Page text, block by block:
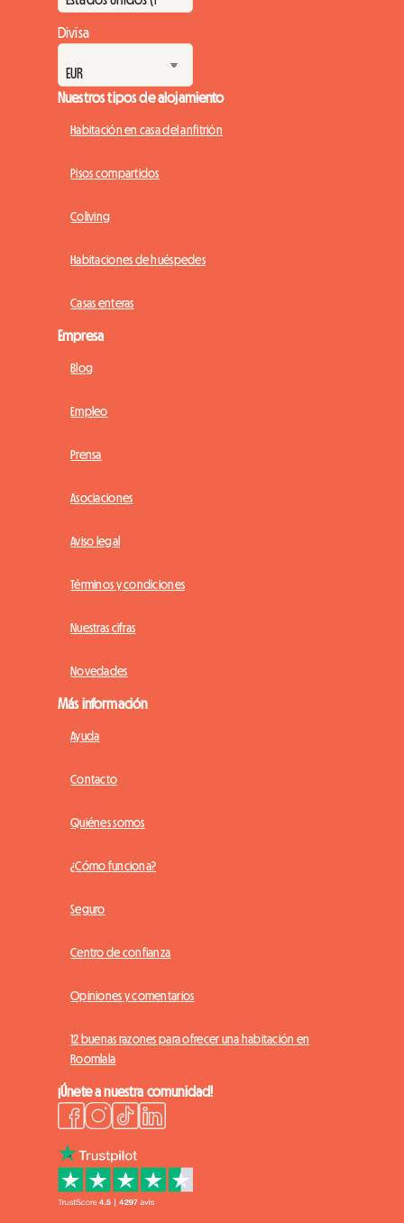
Divisa
Nuestros tipos de alojamiento
Habitación en casa del anfitrión
Pisos compartidos
Coliving
Habitaciones de huéspedes
Casas enteras
Empresa
Blog
Empleo
Prensa
Asociaciones
Aviso legal
Términos y condiciones
Nuestras cifras
Novedades
Más información
Ayuda
Contacto
Quiénes somos
¿Cómo funciona?
Seguro
Centro de confianza
Opiniones y comentarios
12 buenas razones para ofrecer una habitación en
Roomlala
¡Únete a nuestra comunidad!